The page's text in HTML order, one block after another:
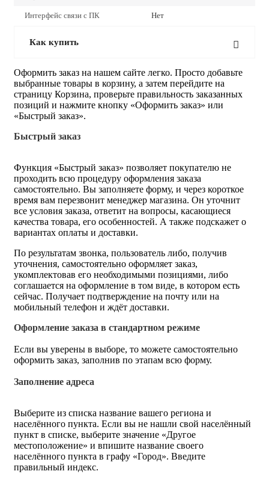
Интерфейс связи с ПК Нет
Как купить
Оформить заказ на нашем сайте легко. Просто добавьте
выбранные товары в корзину, а затем перейдите на
страницу Корзина, проверьте правильность заказанных
позиций и нажмите кнопку «Оформить заказ» или
«Быстрый заказ».
Быстрый заказ
Функция «Быстрый заказ» позволяет покупателю не
проходить всю процедуру оформления заказа
самостоятельно. Вы заполняете форму, и через короткое
время вам перезвонит менеджер магазина. Он уточнит
все условия заказа, ответит на вопросы, касающиеся
качества товара, его особенностей. А также подскажет о
вариантах оплаты и доставки.
По результатам звонка, пользователь либо, получив
уточнения, самостоятельно оформляет заказ,
укомплектовав его необходимыми позициями, либо
соглашается на оформление в том виде, в котором есть
сейчас. Получает подтверждение на почту или на
мобильный телефон и ждёт доставки.
Оформление заказа в стандартном режиме
Если вы уверены в выборе, то можете самостоятельно
оформить заказ, заполнив по этапам всю форму.
Заполнение адреса
Выберите из списка название вашего региона и
населённого пункта. Если вы не нашли свой населённый
пункт в списке, выберите значение «Другое
местоположение» и впишите название своего
населённого пункта в графу «Город». Введите
правильный индекс.